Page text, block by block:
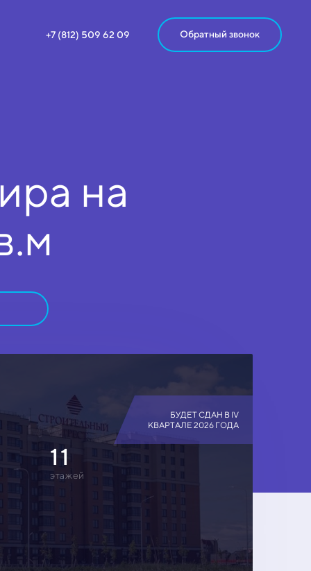
+7 (812) 509 62 09 Обратный звонок
на
БУДЕТ СДАН В IV
КВАРТАЛЕ 2026 ГОДА
11
этажей